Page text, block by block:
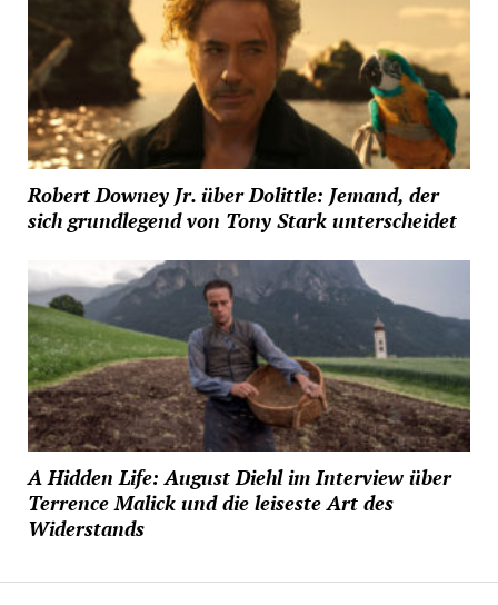
Robert Downey Jr. über Dolittle: Jemand, der
sich grundlegend von Tony Stark unterscheidet
A Hidden Life: August Diehl im Interview über
Terrence Malick und die leiseste Art des
Widerstands